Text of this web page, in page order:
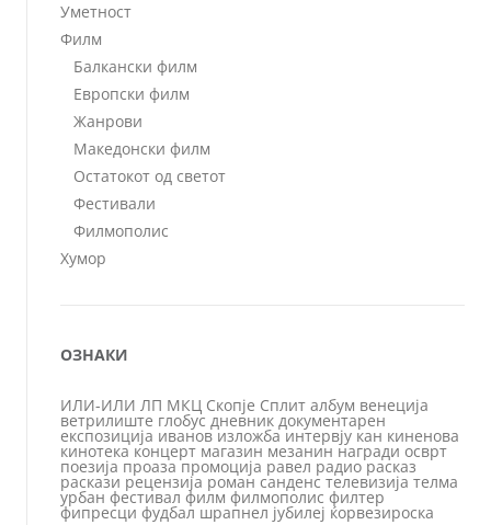
Уметност
Филм
Балкански филм
Европски филм
Жанрови
Македонски филм
Остатокот од светот
Фестивали
Филмополис
Хумор
ОЗНАКИ
ИЛИ-ИЛИ ЛП МКЦ Скопје Сплит албум венеција
ветрилиште глобус дневник документарен
експозиција иванов изложба интервју кан киненова
кинотека концерт магазин мезанин награди осврт
поезија проаза промоција равел радио расказ
раскази рецензија роман санденс телевизија телма
урбан фестивал филм филмополис филтер
фипресци фудбал шрапнел јубилеј ќорвезироска